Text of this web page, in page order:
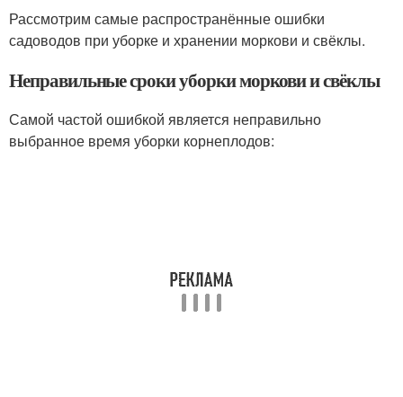
Рассмотрим самые распространённые ошибки
садоводов при уборке и хранении моркови и свёклы.
Неправильные сроки уборки моркови и свёклы
Самой частой ошибкой является неправильно
выбранное время уборки корнеплодов: